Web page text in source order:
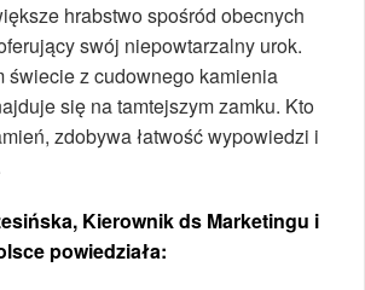
hrabstwo spośród obecnych
swój niepowtarzalny urok.
świecie z cudownego kamienia
się na tamtejszym zamku. Kto
zdobywa łatwość wypowiedzi i
Kierownik ds Marketingu i
powiedziała: